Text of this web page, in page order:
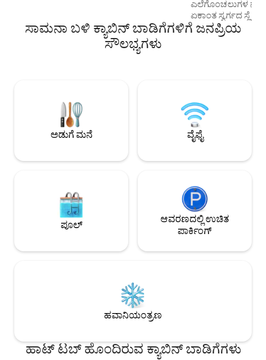
ಎಲೆಗೊಂಚಲುಗಳ
ಏಕಾಂತ ಸ್ವರ್ಗದ
ಕ್ಯಾಬಿನ್ ಲಿಮನ್
ಲಿವಿಂಗ್ ರೂಮ್ ಮತ್ತು
ನೀಡುತ್ತದೆ, ಇದು
ತಾಣವಾಗಿದೆ. ಆದ್ದರಿಂದ
ಆರಾಮವಾಗಿರಿ!!
ಸಾಮನಾ ಬಳಿ ಕ್ಯಾಬಿನ್ ಬಾಡಿಗೆಗಳಿಗೆ ಜನಪ್ರಿಯ
ಸೌಲಭ್ಯಗಳು
ಅಡುಗೆ ಮನೆ ವೈಫೈ
ಪೂಲ್
ಆವರಣದಲ್ಲಿ ಉಚಿತ
ಪಾರ್ಕಿಂಗ್
ಹವಾನಿಯಂತ್ರಣ
ಹಾಟ್ ಟಬ್ ಹೊಂದಿರುವ ಕ್ಯಾಬಿನ್ ಬಾಡಿಗೆಗಳು